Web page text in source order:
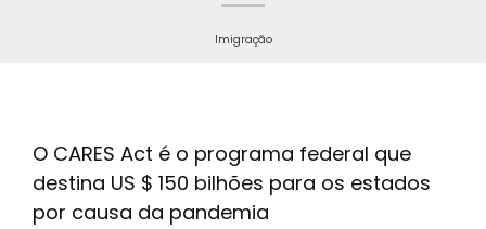
a
m
Imigração
O CARES Act é o programa federal que
destina US $ 150 bilhões para os estados
por causa da pandemia